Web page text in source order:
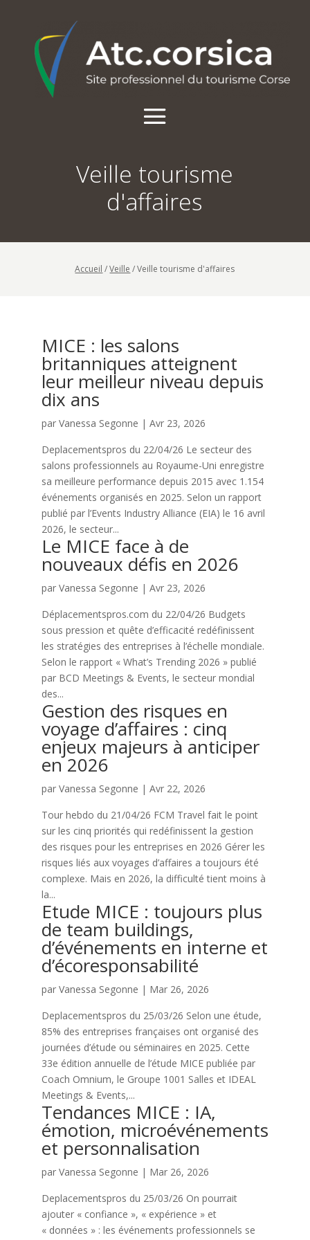
Veille tourisme
d'affaires
Accueil /Veille /Veille tourisme d'affaires
MICE : les salons
britanniques atteignent
leur meilleur niveau depuis
dix ans
par Vanessa Segonne | Avr 23, 2026
Deplacementspros du 22/04/26 Le secteur des
salons professionnels au Royaume-Uni enregistre
sa meilleure performance depuis 2015 avec 1.154
événements organisés en 2025. Selon un rapport
publié par l’Events Industry Alliance (EIA) le 16 avril
2026, le secteur...
Le MICE face à de
nouveaux défis en 2026
par Vanessa Segonne | Avr 23, 2026
Déplacementspros.com du 22/04/26 Budgets
sous pression et quête d’efficacité redéfinissent
les stratégies des entreprises à l’échelle mondiale.
Selon le rapport « What’s Trending 2026 » publié
par BCD Meetings & Events, le secteur mondial
des...
Gestion des risques en
voyage d’affaires : cinq
enjeux majeurs à anticiper
en 2026
par Vanessa Segonne | Avr 22, 2026
Tour hebdo du 21/04/26 FCM Travel fait le point
sur les cinq priorités qui redéfinissent la gestion
des risques pour les entreprises en 2026 Gérer les
risques liés aux voyages d’affaires a toujours été
complexe. Mais en 2026, la difficulté tient moins à
la...
Etude MICE : toujours plus
de team buildings,
d’événements en interne et
d’écoresponsabilité
par Vanessa Segonne | Mar 26, 2026
Deplacementspros du 25/03/26 Selon une étude,
85% des entreprises françaises ont organisé des
journées d’étude ou séminaires en 2025. Cette
33e édition annuelle de l’étude MICE publiée par
Coach Omnium, le Groupe 1001 Salles et IDEAL
Meetings & Events,...
Tendances MICE : IA,
émotion, microévénements
et personnalisation
par Vanessa Segonne | Mar 26, 2026
Deplacementspros du 25/03/26 On pourrait
ajouter « confiance », « expérience » et
« données » : les événements professionnels se